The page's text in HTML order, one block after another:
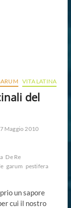
VITA LATINA
del
Maggio 2010
De Re
garum pestifera
un sapore
cui il nostro